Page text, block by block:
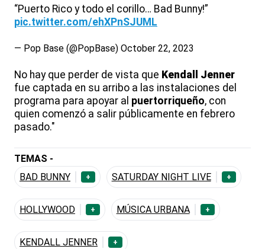
“Puerto Rico y todo el corillo… Bad Bunny!”
pic.twitter.com/ehXPnSJUML
— Pop Base (@PopBase) October 22, 2023
No hay que perder de vista que Kendall Jenner
fue captada en su arribo a las instalaciones del
programa para apoyar al puertorriqueño, con
quien comenzó a salir públicamente en febrero
pasado."
TEMAS -
BAD BUNNY
+ SATURDAY NIGHT LIVE +
HOLLYWOOD + MÚSICA URBANA +
KENDALL JENNER +